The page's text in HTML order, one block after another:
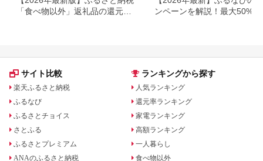
「食べ物以外」返礼品の還元率
ンペーンを解説！最大50%還
サイト比較
楽天ふるさと納税
ふるなび
ふるさとチョイス
さとふる
ふるさとプレミアム
ANAのふるさと納税
ランキングから探す
人気ランキング
還元率ランキング
家電ランキング
高額ランキング
一人暮らし
食べ物以外